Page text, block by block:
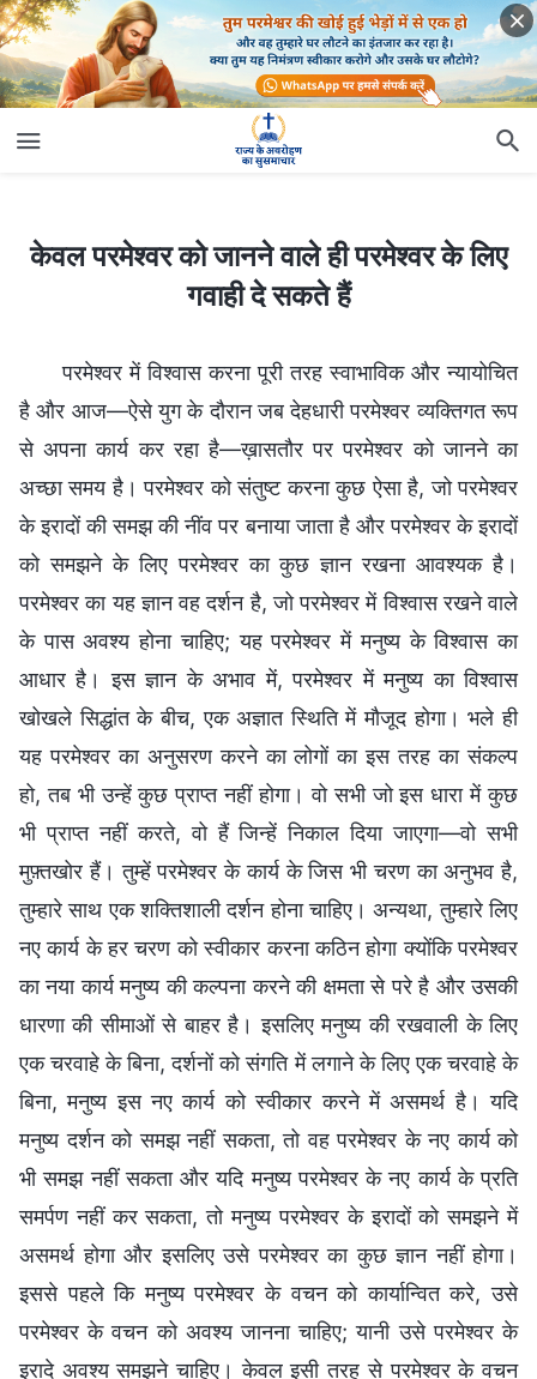
केवल परमेश्वर को जानने वाले ही परमेश्वर के लिए गवाही दे सकते हैं
केवल परमेश्वर को जानने वाले ही परमेश्वर के लिए
गवाही दे सकते हैं
परमेश्वर में विश्वास करना पूरी तरह स्वाभाविक और न्यायोचित
है और आज—ऐसे युग के दौरान जब देहधारी परमेश्वर व्यक्तिगत रूप
से अपना कार्य कर रहा है—ख़ासतौर पर परमेश्वर को जानने का
अच्छा समय है। परमेश्वर को संतुष्ट करना कुछ ऐसा है, जो परमेश्वर
के इरादों की समझ की नींव पर बनाया जाता है और परमेश्वर के इरादों
को समझने के लिए परमेश्वर का कुछ ज्ञान रखना आवश्यक है।
परमेश्वर का यह ज्ञान वह दर्शन है, जो परमेश्वर में विश्वास रखने वाले
के पास अवश्य होना चाहिए; यह परमेश्वर में मनुष्य के विश्वास का
आधार है। इस ज्ञान के अभाव में, परमेश्वर में मनुष्य का विश्वास
खोखले सिद्धांत के बीच, एक अज्ञात स्थिति में मौजूद होगा। भले ही
यह परमेश्वर का अनुसरण करने का लोगों का इस तरह का संकल्प
हो, तब भी उन्हें कुछ प्राप्त नहीं होगा। वो सभी जो इस धारा में कुछ
भी प्राप्त नहीं करते, वो हैं जिन्हें निकाल दिया जाएगा—वो सभी
मुफ़्तखोर हैं। तुम्हें परमेश्वर के कार्य के जिस भी चरण का अनुभव है,
तुम्हारे साथ एक शक्तिशाली दर्शन होना चाहिए। अन्यथा, तुम्हारे लिए
नए कार्य के हर चरण को स्वीकार करना कठिन होगा क्योंकि परमेश्वर
का नया कार्य मनुष्य की कल्पना करने की क्षमता से परे है और उसकी
धारणा की सीमाओं से बाहर है। इसलिए मनुष्य की रखवाली के लिए
एक चरवाहे के बिना, दर्शनों को संगति में लगाने के लिए एक चरवाहे के
बिना, मनुष्य इस नए कार्य को स्वीकार करने में असमर्थ है। यदि
मनुष्य दर्शन को समझ नहीं सकता, तो वह परमेश्वर के नए कार्य को
भी समझ नहीं सकता और यदि मनुष्य परमेश्वर के नए कार्य के प्रति
समर्पण नहीं कर सकता, तो मनुष्य परमेश्वर के इरादों को समझने में
असमर्थ होगा और इसलिए उसे परमेश्वर का कुछ ज्ञान नहीं होगा।
इससे पहले कि मनुष्य परमेश्वर के वचन को कार्यान्वित करे, उसे
परमेश्वर के वचन को अवश्य जानना चाहिए; यानी उसे परमेश्वर के
इरादे अवश्य समझने चाहिए। केवल इसी तरह से परमेश्वर के वचन